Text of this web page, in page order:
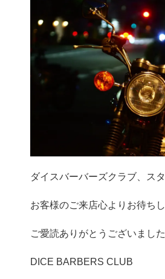
ダイスバーバーズクラブ、ス
お客様のご来店心よりお待ち
ご愛読ありがとうございました
DICE BARBERS CLUB